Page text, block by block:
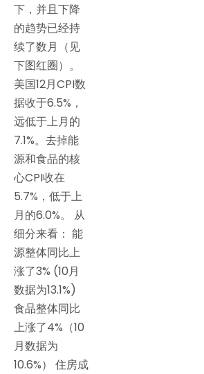
下，并且下降
的趋势已经持
续了数月（见
下图红圈）。
美国12月CPI数
据收于6.5%，
远低于上月的
7.1%。去掉能
源和食品的核
心CPI收在
5.7%，低于上
月的6.0%。 从
细分来看： 能
源整体同比上
涨了3% (10月
数据为13.1%)
食品整体同比
上涨了4%（10
月数据为
10.6%） 住房成